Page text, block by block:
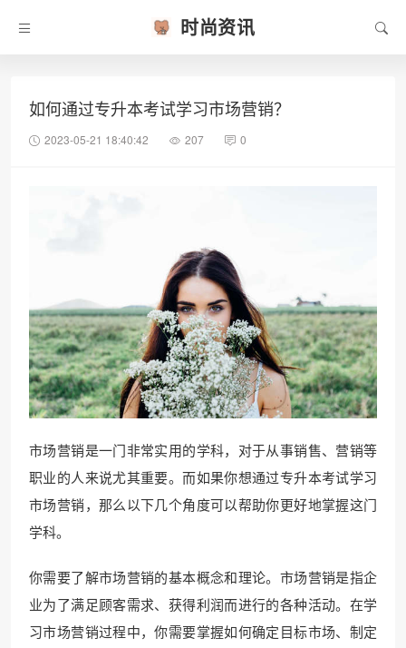
时尚资讯
如何通过专升本考试学习市场营销？
2023-05-21 18:40:42 207 0
市场营销是一门非常实用的学科，对于从事销售、营销等
职业的人来说尤其重要。而如果你想通过专升本考试学习
市场营销，那么以下几个角度可以帮助你更好地掌握这门
学科。
你需要了解市场营销的基本概念和理论。市场营销是指企
业为了满足顾客需求、获得利润而进行的各种活动。在学
习市场营销过程中，你需要掌握如何确定目标市场、制定